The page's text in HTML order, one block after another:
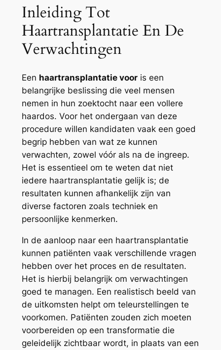
Inleiding Tot
Haartransplantatie En De
Verwachtingen
Een haartransplantatie vooris een
belangrijke beslissing die veel mensen
nemen in hun zoektocht naar een vollere
haardos. Voor het ondergaan van deze
procedure willen kandidaten vaak een goed
begrip hebben van wat ze kunnen
verwachten, zowel vóór als na de ingreep.
Het is essentieel om te weten dat niet
iedere haartransplantatie gelijk is; de
resultaten kunnen afhankelijk zijn van
diverse factoren zoals techniek en
persoonlijke kenmerken.
In de aanloop naar een haartransplantatie
kunnen patiënten vaak verschillende vragen
hebben over het proces en de resultaten.
Het is hierbij belangrijk om verwachtingen
goed te managen. Een realistisch beeld van
de uitkomsten helpt om teleurstellingen te
voorkomen. Patiënten zouden zich moeten
voorbereiden op een transformatie die
geleidelijk zichtbaar wordt, in plaats van een